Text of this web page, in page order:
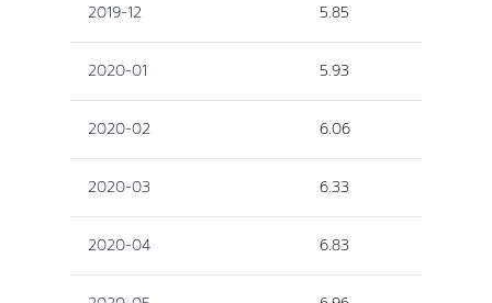
2019-12 5.85
2020-01 5.93
2020-02 6.06
2020-03 6.33
2020-04 6.83